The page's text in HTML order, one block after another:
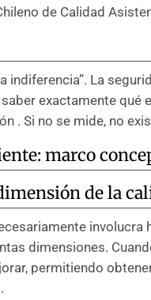
de Calidad
indiferencia”. La
exactamente
. Si no se mide, no
marco
de la
involucra
dimensiones.
permitiendo